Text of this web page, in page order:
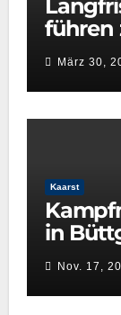
führen
der
Hbf
März 30,
Kaarst
in
und
Nov. 17,